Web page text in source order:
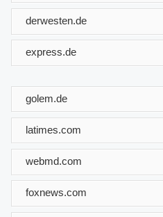
derwesten.de
express.de
golem.de
latimes.com
webmd.com
foxnews.com